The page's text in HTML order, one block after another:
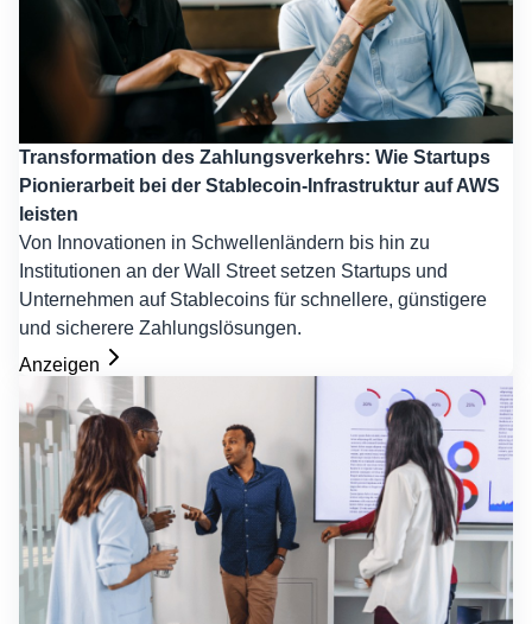
Transformation des Zahlungsverkehrs: Wie Startups
Pionierarbeit bei der Stablecoin-Infrastruktur auf AWS
leisten
Von Innovationen in Schwellenländern bis hin zu
Institutionen an der Wall Street setzen Startups und
Unternehmen auf Stablecoins für schnellere, günstigere
und sicherere Zahlungslösungen.
Anzeigen